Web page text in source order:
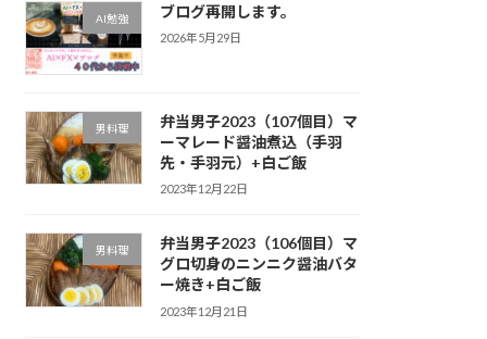
AI勉強 ブログ再開します。
2026年5月29日
男料理
弁当男子2023（107個目）マ
ーマレード醤油煮込（手羽
先・手羽元）+白ご飯
2023年12月22日
男料理
弁当男子2023（106個目）マ
グロ切身のニンニク醤油バタ
ー焼き+白ご飯
2023年12月21日